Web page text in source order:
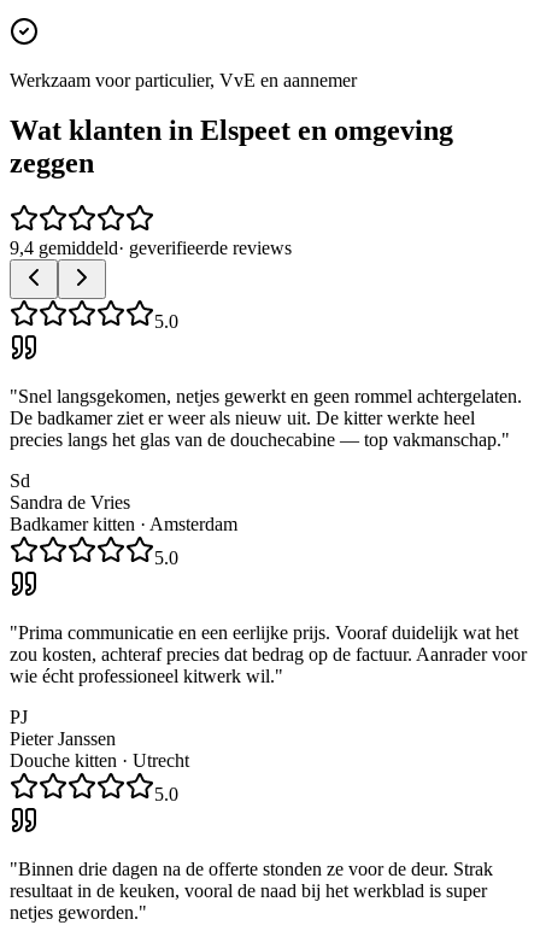
Werkzaam voor particulier, VvE en aannemer
Wat klanten in Elspeet en omgeving
zeggen
9,4 gemiddeld· geverifieerde reviews
5.0
"Snel langsgekomen, netjes gewerkt en geen rommel achtergelaten.
De badkamer ziet er weer als nieuw uit. De kitter werkte heel
precies langs het glas van de douchecabine — top vakmanschap."
Sd
Sandra de Vries
Badkamer kitten · Amsterdam
5.0
"Prima communicatie en een eerlijke prijs. Vooraf duidelijk wat het
zou kosten, achteraf precies dat bedrag op de factuur. Aanrader voor
wie écht professioneel kitwerk wil."
PJ
Pieter Janssen
Douche kitten · Utrecht
5.0
"Binnen drie dagen na de offerte stonden ze voor de deur. Strak
resultaat in de keuken, vooral de naad bij het werkblad is super
netjes geworden."